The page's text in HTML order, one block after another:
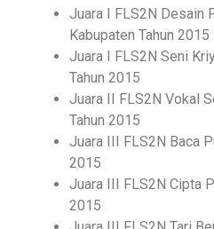
Juara I FLS2N Desain
Kabupaten Tahun 2015
Juara I FLS2N Seni
Tahun 2015
Juara II FLS2N Vokal
Tahun 2015
Juara III FLS2N Baca
2015
Juara III FLS2N Cipta
2015